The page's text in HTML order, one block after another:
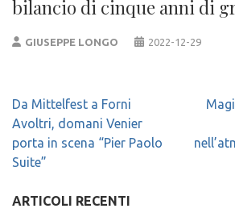
bilancio di cinque anni di
GIUSEPPE LONGO 2022-12-29
Navigazione
articoli
Da Mittelfest a Forni
Avoltri, domani Venier
porta in scena “Pier Paolo
Suite”
ARTICOLI RECENTI